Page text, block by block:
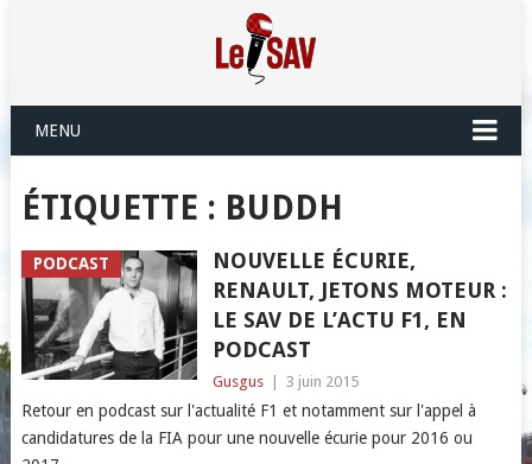
MENU
ÉTIQUETTE : BUDDH
PODCAST
NOUVELLE ÉCURIE,
RENAULT, JETONS MOTEUR :
LE SAV DE L’ACTU F1, EN
PODCAST
Gusgus 3 juin 2015
Retour en podcast sur l'actualité F1 et notamment sur l'appel à
candidatures de la FIA pour une nouvelle écurie pour 2016 ou